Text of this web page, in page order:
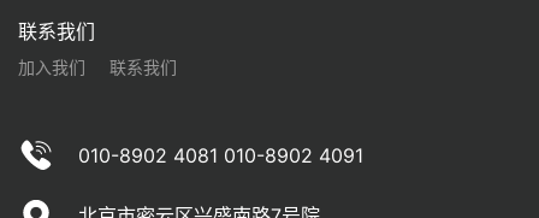
联系我们
加入我们 联系我们
010-8902 4081 010-8902 4091